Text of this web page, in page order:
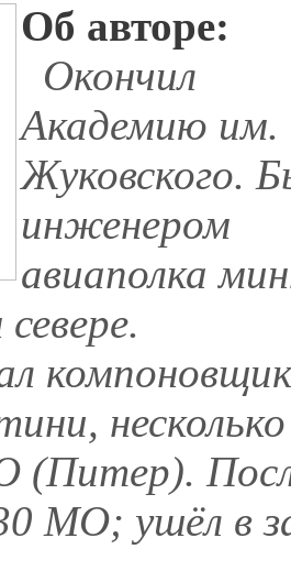
Об авторе:
Окончил
Академию им.
Жуковского.
инженером
авиаполка
МО; ушёл в